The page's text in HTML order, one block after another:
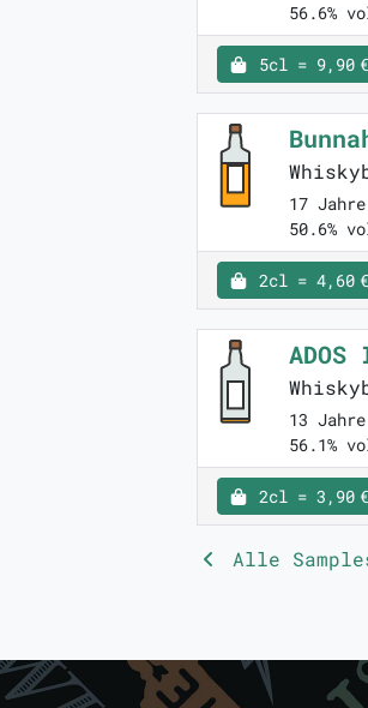
56.6%
5cl = 9,90 €
17
50.6%
2cl = 4,60 €
13
56.1%
2cl = 3,90 €
Alle